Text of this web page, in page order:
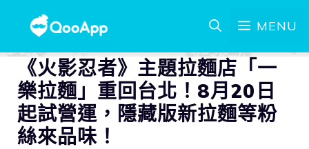
MENU
《火影忍者》主題拉麵店「一
樂拉麵」重回台北！8月20日
起試營運，隱藏版新拉麵等粉
絲來品味！